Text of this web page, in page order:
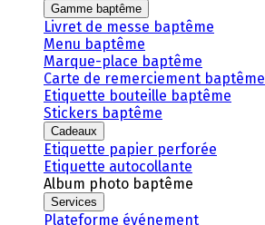
Gamme baptême
Livret de messe baptême
Menu baptême
Marque-place baptême
Carte de remerciement baptême
Etiquette bouteille baptême
Stickers baptême
Cadeaux
Etiquette papier perforée
Etiquette autocollante
Album photo baptême
Services
Plateforme événement